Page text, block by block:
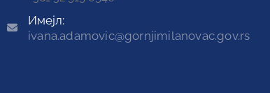
Имејл:
ivana.adamovic@gornjimilanovac.gov.rs